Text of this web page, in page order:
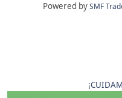
Powered bySMF